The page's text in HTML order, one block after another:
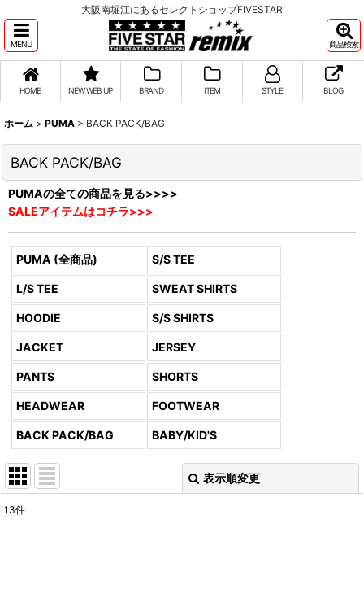
大阪南堀江にあるセレクトショップFIVESTAR
MENU 商品検索
HOME NEW WEB UP BRAND ITEM STYLE BLOG
ホーム > PUMA > BACK PACK/BAG
BACK PACK/BAG
PUMAの全ての商品を見る>>>>
SALEアイテムはコチラ>>>
PUMA (全商品) S/S TEE
L/S TEE SWEAT SHIRTS
HOODIE S/S SHIRTS
JACKET JERSEY
PANTS SHORTS
HEADWEAR FOOTWEAR
BACK PACK/BAG BABY/KID'S
表示順変更
13件